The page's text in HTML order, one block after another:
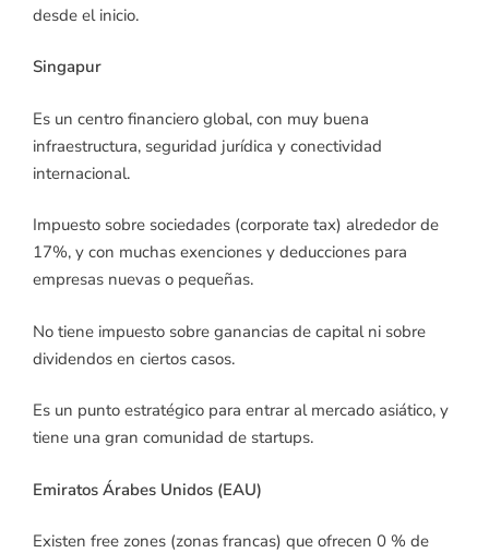
desde el inicio.
Singapur
Es un centro financiero global, con muy buena
infraestructura, seguridad jurídica y conectividad
internacional.
Impuesto sobre sociedades (corporate tax) alrededor de
17%, y con muchas exenciones y deducciones para
empresas nuevas o pequeñas.
No tiene impuesto sobre ganancias de capital ni sobre
dividendos en ciertos casos.
Es un punto estratégico para entrar al mercado asiático, y
tiene una gran comunidad de startups.
Emiratos Árabes Unidos (EAU)
Existen free zones (zonas francas) que ofrecen 0 % de